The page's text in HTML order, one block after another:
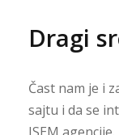
Dragi
Čast nam je i
sajtu i da se